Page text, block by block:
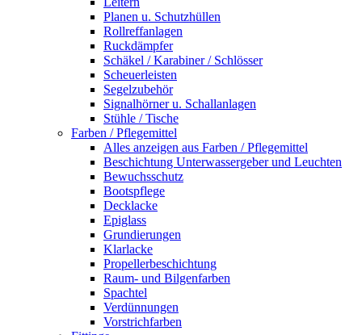
Planen u. Schutzhüllen
Rollreffanlagen
Ruckdämpfer
Schäkel / Karabiner / Schlösser
Scheuerleisten
Segelzubehör
Signalhörner u. Schallanlagen
Stühle / Tische
Farben / Pflegemittel
Alles anzeigen aus Farben / Pflegemittel
Beschichtung Unterwassergeber und Leuchten
Bewuchsschutz
Bootspflege
Decklacke
Epiglass
Grundierungen
Klarlacke
Propellerbeschichtung
Raum- und Bilgenfarben
Spachtel
Verdünnungen
Vorstrichfarben